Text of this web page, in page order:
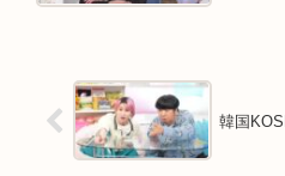
韓国